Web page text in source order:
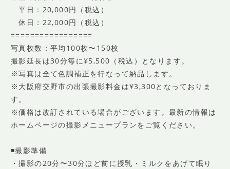
平日：20,000円（税込）
休日：22,000円（税込）
=================
写真枚数：平均100枚〜150枚
撮影延長は30分毎に¥5,500（税込）となります。
※写真は全て色調補正を行なって納品します。
※大阪府交野市の出張撮影料金は¥3,300となっておりま
す。
※価格は改訂されている場合がございます。最新の情報は
ホームページの撮影メニュープランをご覧ください。
◾️撮影準備
・撮影の20分〜30分ほど前に授乳・ミルクをあげて眠り